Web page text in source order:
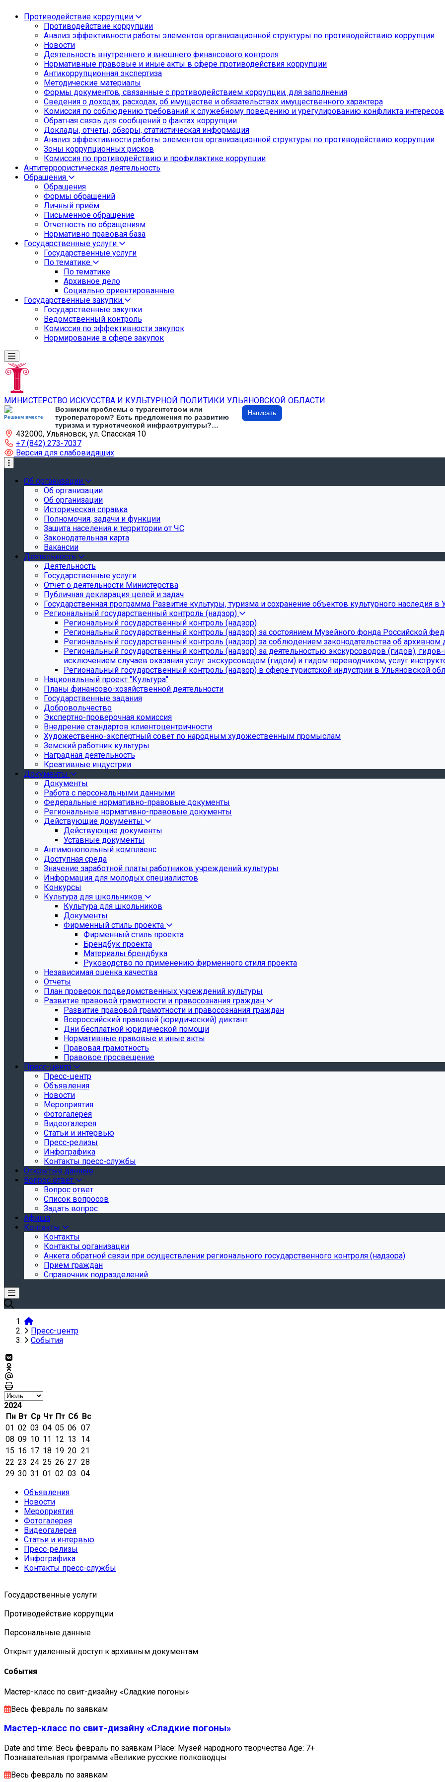
Противодействие коррупции
Противодействие коррупции
Анализ эффективности работы элементов организационной структуры по противодействию коррупции
Новости
Деятельность внутреннего и внешнего финансового контроля
Нормативные правовые и иные акты в сфере противодействия коррупции
Антикоррупционная экспертиза
Методические материалы
Формы документов, связанные с противодействием коррупции, для заполнения
Сведения о доходах, расходах, об имуществе и обязательствах имущественного характера
Комиссия по соблюдению требований к служебному поведению и урегулированию конфликта интересов
Обратная связь для сообщений о фактах коррупции
Доклады, отчеты, обзоры, статистическая информация
Анализ эффективности работы элементов организационной структуры по противодействию коррупции
Зоны коррупционных рисков
Комиссия по противодействию и профилактике коррупции
Антитеррористическая деятельность
Обращения
Обращения
Формы обращений
Личный приём
Письменное обращение
Отчетность по обращениям
Нормативно правовая база
Государственные услуги
Государственные услуги
По тематике
По тематике
Архивное дело
Социально ориентированные
Государственные закупки
Государственные закупки
Ведомственный контроль
Комиссия по эффективности закупок
Нормирование в сфере закупок
МИНИСТЕРСТВО ИСКУССТВА И КУЛЬТУРНОЙ ПОЛИТИКИ УЛЬЯНОВСКОЙ ОБЛАСТИ
Решаем вместе
Возникли проблемы с турагентством или
туроператором? Есть предложения по развитию
туризма и туристической инфраструктуры?
Напишите об этом
Написать
432000, Ульяновск, ул. Спасская 10
+7 (842) 273-7037
Версия для слабовидящих
Об организации
Об организации
Об организации
Историческая справка
Полномочия, задачи и функции
Защита населения и территории от ЧС
Законодательная карта
Вакансии
Деятельность
Деятельность
Государственные услуги
Отчёт о деятельности Министерства
Публичная декларация целей и задач
Государственная программа Развитие культуры, туризма и сохранение объектов культурного наследия в
Региональный государственный контроль (надзор)
Региональный государственный контроль (надзор)
Региональный государственный контроль (надзор) за состоянием Музейного фонда Российской
Региональный государственный контроль (надзор) за соблюдением законодательства об архивном
Региональный государственный контроль (надзор) за деятельностью экскурсоводов (гидов),
исключением случаев оказания услуг экскурсоводом (гидом) и гидом переводчиком, услуг
Региональный государственный контроль (надзор) в сфере туристской индустрии в Ульяновской
Национальный проект "Культура"
Планы финансово-хозяйственной деятельности
Государственные задания
Добровольчество
Экспертно-проверочная комиссия
Внедрение стандартов клиентоцентричности
Художественно-экспертный совет по народным художественным промыслам
Земский работник культуры
Наградная деятельность
Креативные индустрии
Документы
Документы
Работа с персональными данными
Федеральные нормативно-правовые документы
Региональные нормативно-правовые документы
Действующие документы
Действующие документы
Уставные документы
Антимонопольный комплаенс
Доступная среда
Значение заработной платы работников учреждений культуры
Информация для молодых специалистов
Конкурсы
Культура для школьников
Культура для школьников
Документы
Фирменный стиль проекта
Фирменный стиль проекта
Брендбук проекта
Материалы брендбука
Руководство по применению фирменного стиля проекта
Независимая оценка качества
Отчеты
План проверок подведомственных учреждений культуры
Развитие правовой грамотности и правосознания граждан
Развитие правовой грамотности и правосознания граждан
Всероссийский правовой (юридический) диктант
Дни бесплатной юридической помощи
Нормативные правовые и иные акты
Правовая грамотность
Правовое просвещение
Пресс-центр
Пресс-центр
Объявления
Новости
Мероприятия
Фотогалерея
Видеогалерея
Статьи и интервью
Пресс-релизы
Инфографика
Контакты пресс-службы
Открытые данные
Вопрос ответ
Вопрос ответ
Список вопросов
Задать вопрос
Афиша
Контакты
Контакты
Контакты организации
Анкета обратной связи при осуществлении регионального государственного контроля (надзора)
Прием граждан
Справочник подразделений
Пресс-центр
События
2024
Пн Вт Ср Чт Пт Сб Вс
01 02 03 04 05 06 07
08 09 10 11 12 13
14
15 16 17 18 19 20 21
22 23 24 25 26 27 28
29 30 31 01 02 03 04
Объявления
Новости
Мероприятия
Фотогалерея
Видеогалерея
Статьи и интервью
Пресс-релизы
Инфографика
Контакты пресс-службы
Государственные услуги
Противодействие коррупции
Персональные данные
Открыт удаленный доступ к архивным документам
События
Мастер-класс по свит-дизайну «Сладкие погоны»
Весь февраль по заявкам
Мастер-класс по свит-дизайну «Сладкие погоны»
Date and time: Весь февраль по заявкам Place: Музей народного творчества Age: 7+
Познавательная программа «Великие русские полководцы
Весь февраль по заявкам